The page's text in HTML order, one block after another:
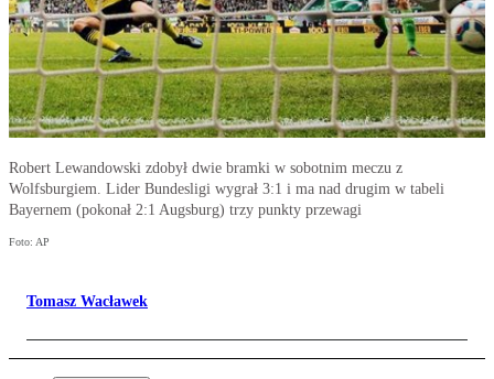
Robert Lewandowski zdobył dwie bramki w sobotnim meczu z
Wolfsburgiem. Lider Bundesligi wygrał 3:1 i ma nad drugim w tabeli
Bayernem (pokonał 2:1 Augsburg) trzy punkty przewagi
Foto: AP
Tomasz Wacławek